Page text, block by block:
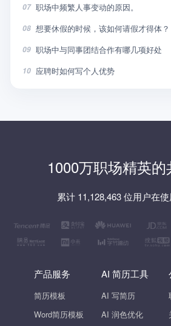
07 职场中频繁人事变动的原因。
08 想要休假的时候，该如何请假才得体？
09 职场中与同事团结合作有哪几项好处
10 应聘时如何写个人优势
1000万职场精英
累计 11,128,463 位用户在
产品服务
简历模板
Word简历模板
AI 简历工具
AI 写简历
AI 润色优化